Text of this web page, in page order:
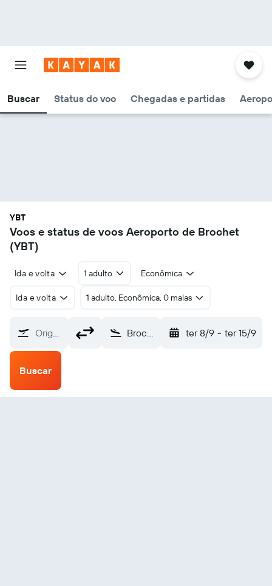
Buscar Status do voo Chegadas e partidas
YBT
Voos e status de voos Aeroporto de Brochet
(YBT)
Ida e volta 1 adulto Econômica
Ida e volta 1 adulto, Econômica, 0 malas
Origem Brochet (YBT) ter 8/9 - ter 15/9
Buscar